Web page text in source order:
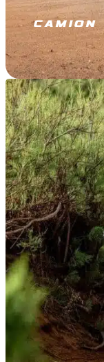
CAMION
JE M’ÉQUIPE